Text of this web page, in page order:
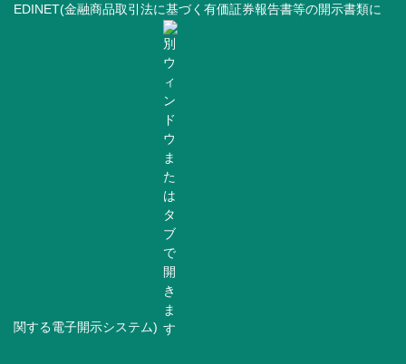
EDINET(金融商品取引法に基づく有価証券報告書等の開示書類に
関する電子開示システム)